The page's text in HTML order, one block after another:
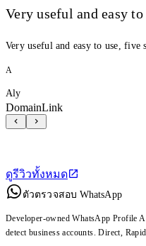
Very useful and easy to
Very useful and easy to use, five
A
Aly
DomainLink
ดูรีวิวทั้งหมด
ตัวตรวจสอบ WhatsApp
Developer-owned WhatsApp Profile
detect business accounts. Direct,